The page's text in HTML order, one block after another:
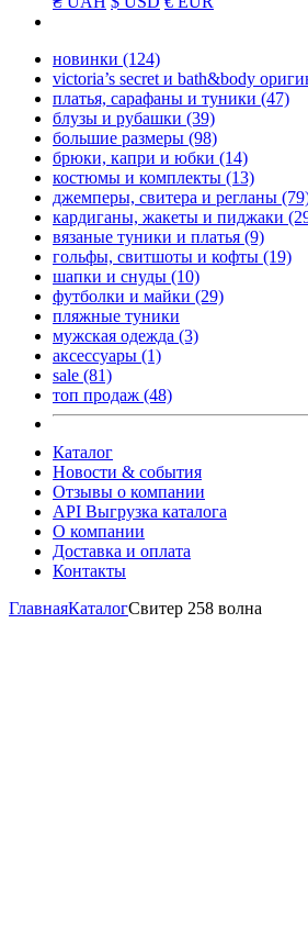
новинки (124)
victoria’s secret и bath&body
платья, сарафаны и туники (47)
блузы и рубашки (39)
большие размеры (98)
брюки, капри и юбки (14)
костюмы и комплекты (13)
джемперы, свитера и регланы
кардиганы, жакеты и пиджаки
вязаные туники и платья (9)
гольфы, свитшоты и кофты (19)
шапки и снуды (10)
футболки и майки (29)
пляжные туники
мужская одежда (3)
аксессуары (1)
sale (81)
топ продаж (48)
Каталог
Новости & события
Отзывы о компании
API Выгрузка каталога
О компании
Доставка и оплата
Контакты
ГлавнаяКаталогСвитер 258 волна